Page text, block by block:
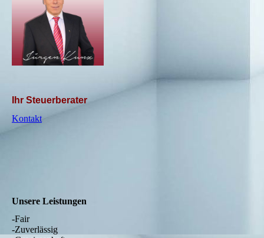
Ihr Steuerberater
Kontakt
Unsere Leistungen
-Fair
-Zuverlässig